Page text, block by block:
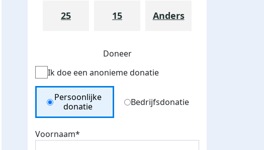
25 15 Anders
Doneer
Ik doe een anonieme donatie
Donation Type
Persoonlijke
donatie
Bedrijfsdonatie
Voornaam*